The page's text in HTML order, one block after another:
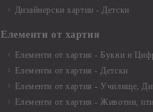
Дизайнерски хартии - Детски
Елементи от хартия
Елементи от хартия - Букви и
Елементи от хартия - Детски
Елементи от хартия - Училище,
Елементи от хартия - Животни,